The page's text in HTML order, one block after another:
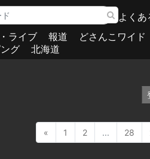
よくあ
ライブ 報道 どさんこワイド
グ
北海道
« 1 2 ... 28